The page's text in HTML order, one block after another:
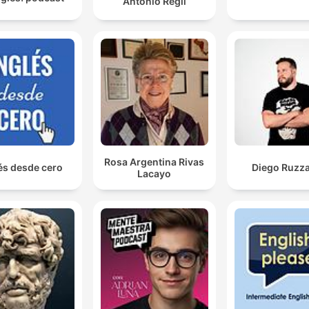
desde cero
Rosa Argentina Rivas
Lacayo
Diego